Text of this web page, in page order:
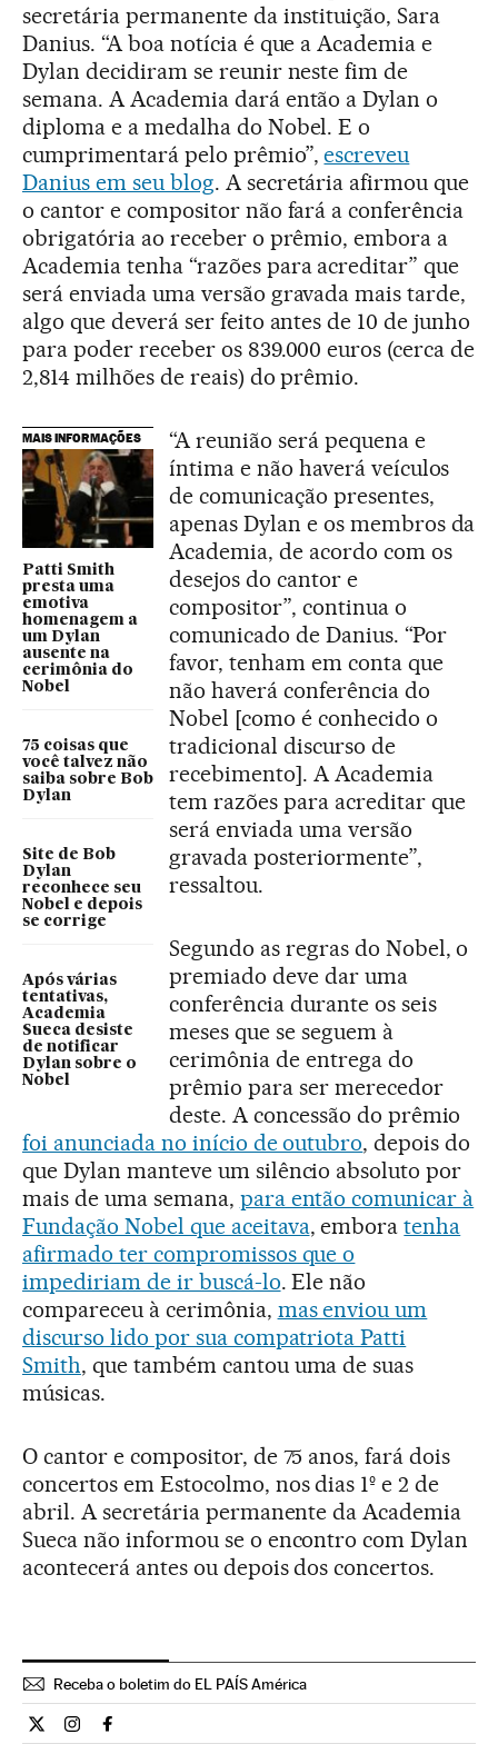
secretária permanente da instituição, Sara
Danius. “A boa notícia é que a Academia e
Dylan decidiram se reunir neste fim de
semana. A Academia dará então a Dylan o
diploma e a medalha do Nobel. E o
cumprimentará pelo prêmio”,escreveu
Danius em seu blog. A secretária afirmou que
o cantor e compositor não fará a conferência
obrigatória ao receber o prêmio, embora a
Academia tenha “razões para acreditar” que
será enviada uma versão gravada mais tarde,
algo que deverá ser feito antes de 10 de junho
para poder receber os 839.000 euros (cerca de
2,814 milhões de reais) do prêmio.
MAIS INFORMAÇÕES
Patti Smith
presta uma
emotiva
homenagem a
um Dylan
ausente na
cerimônia do
Nobel
75 coisas que
você talvez não
saiba sobre Bob
Dylan
Site de Bob
Dylan
reconhece seu
Nobel e depois
se corrige
Após várias
tentativas,
Academia
Sueca desiste
de notificar
Dylan sobre o
Nobel
“A reunião será pequena e
íntima e não haverá veículos
de comunicação presentes,
apenas Dylan e os membros da
Academia, de acordo com os
desejos do cantor e
compositor”, continua o
comunicado de Danius. “Por
favor, tenham em conta que
não haverá conferência do
Nobel [como é conhecido o
tradicional discurso de
recebimento]. A Academia
tem razões para acreditar que
será enviada uma versão
gravada posteriormente”,
ressaltou.
Segundo as regras do Nobel, o
premiado deve dar uma
conferência durante os seis
meses que se seguem à
cerimônia de entrega do
prêmio para ser merecedor
deste. A concessão do prêmio
foi anunciada no início de outubro, depois do
que Dylan manteve um silêncio absoluto por
mais de uma semana, para então comunicar à
Fundação Nobel que aceitava, emboratenha
afirmado ter compromissos que o
impediriam de ir buscá-lo. Ele não
compareceu à cerimônia, mas enviou um
discurso lido por sua compatriota Patti
Smith, que também cantou uma de suas
músicas.
O cantor e compositor, de 75 anos, fará dois
concertos em Estocolmo, nos dias 1º e 2 de
abril. A secretária permanente da Academia
Sueca não informou se o encontro com Dylan
acontecerá antes ou depois dos concertos.
Receba o boletim do EL PAÍS América
Cultura El País Brasil en Twitter
Cultura El País Brasil en Instagram
Cultura El País Brasil en Facebook